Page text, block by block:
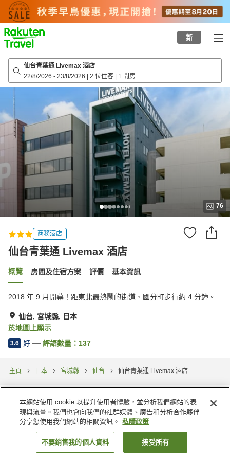
to
top
page
新
仙台青葉通 Livemax 酒店
22/8/2026 - 23/8/2026 | 2 位住客 | 1 間房
76
商務酒店
仙台青葉通 Livemax 酒店
概覽 房間及住宿方案 評價 基本資訊
2018 年 9 月開幕！距東北最熱鬧的街道、國分町步行約 4 分鐘。
仙台, 宮城縣, 日本
於地圖上顯示
3.6 好 評語數量： 137
主頁 日本 宮城縣 仙台 仙台青葉通 Livemax 酒店
找客房
本網站使用 cookie 以提升使用者體驗，並分析我們網站的表
現與流量。我們也會向我們的社群媒體、廣告和分析合作夥伴
分享您使用我們網站的相關資訊。
私隱政策
不要銷售我的個人資料 接受所有